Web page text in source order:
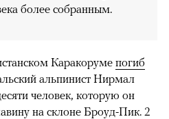
более собранным.
Каракоруме погиб
альпинист Нирмал
человек, которую он
на склоне Броуд-Пик. 2